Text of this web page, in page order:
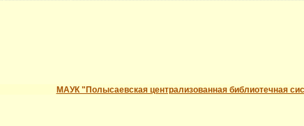
МАУК "Полысаевская централизованная библиотечная